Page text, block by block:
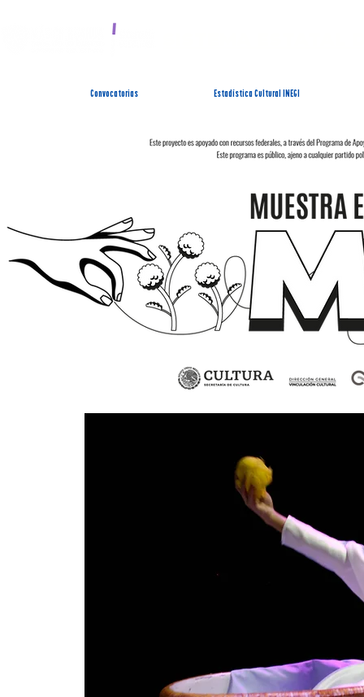
Convocatorias Estadística Cultural INEGI